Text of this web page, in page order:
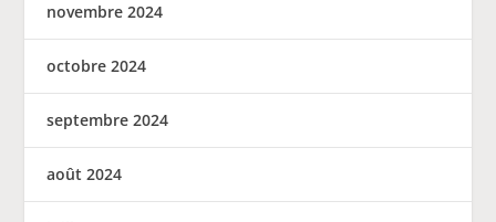
novembre 2024
octobre 2024
septembre 2024
août 2024